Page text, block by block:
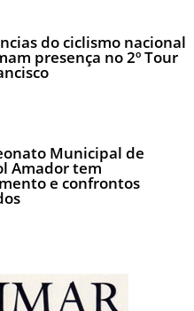
do ciclismo nacional
presença no 2º Tour
Municipal de
Amador tem
e confrontos